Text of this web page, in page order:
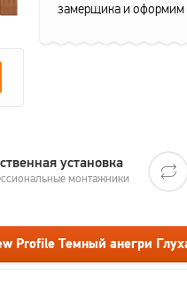
замерщика и оформим
установка
монтажники
Profile Темный анегри